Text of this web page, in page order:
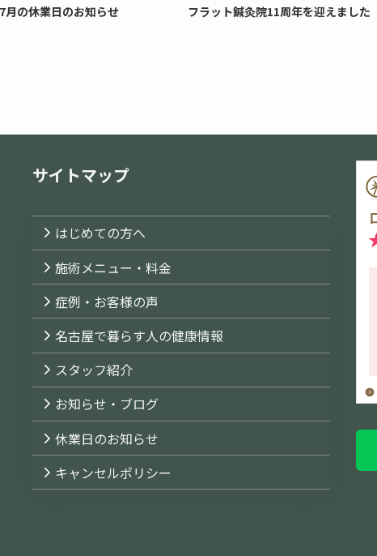
月の休業日のお知らせ フラット鍼灸院11周年を迎えました
サイトマップ
はじめての方へ
施術メニュー・料金
症例・お客様の声
名古屋で暮らす人の健康情報
スタッフ紹介
お知らせ・ブログ
休業日のお知らせ
キャンセルポリシー